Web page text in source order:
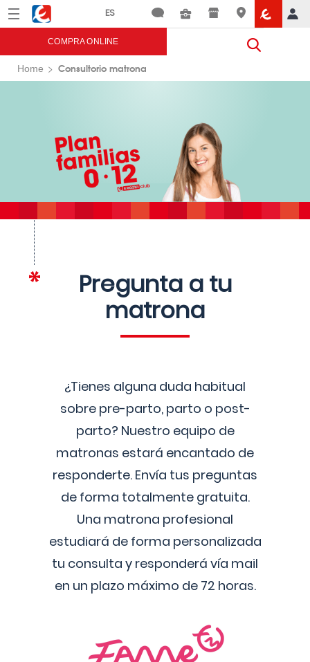
Menú Eroski
COMPRA ONLINE
Home Consultorio matrona
Pregunta a tu
matrona
¿Tienes alguna duda habitual
sobre pre-parto, parto o post-
parto? Nuestro equipo de
matronas estará encantado de
responderte. Envía tus preguntas
de forma totalmente gratuita.
Una matrona profesional
estudiará de forma personalizada
tu consulta y responderá vía mail
en un plazo máximo de 72 horas.